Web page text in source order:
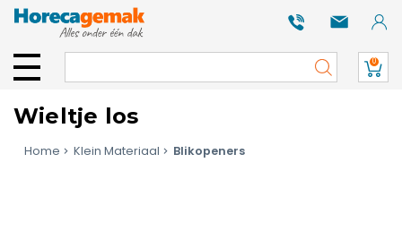
0
Wieltje los
Home Klein Materiaal Blikopeners